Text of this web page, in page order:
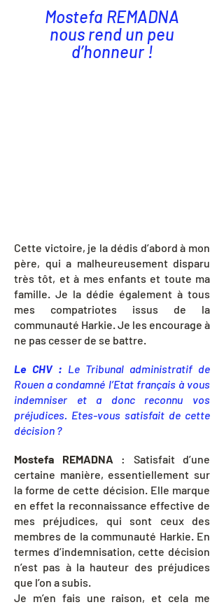
Mostefa REMADNA
nous rend un peu
d’honneur !
Cette victoire, je la dédis d’abord à mon
père, qui a malheureusement disparu
très tôt, et à mes enfants et toute ma
famille. Je la dédie également à tous
mes compatriotes issus de la
communauté Harkie. Je les encourage à
ne pas cesser de se battre.
Le CHV : Le Tribunal administratif de
Rouen a condamné l’Etat français à vous
indemniser et a donc reconnu vos
préjudices. Etes-vous satisfait de cette
décision ?
Mostefa REMADNA : Satisfait d’une
certaine manière, essentiellement sur
la forme de cette décision. Elle marque
en effet la reconnaissance effective de
mes préjudices, qui sont ceux des
membres de la communauté Harkie. En
termes d’indemnisation, cette décision
n’est pas à la hauteur des préjudices
que l’on a subis.
Je m’en fais une raison, et cela me